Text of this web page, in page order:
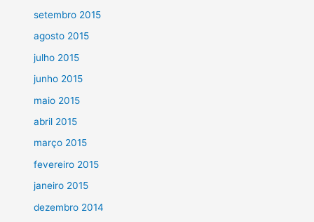
setembro 2015
agosto 2015
julho 2015
junho 2015
maio 2015
abril 2015
março 2015
fevereiro 2015
janeiro 2015
dezembro 2014